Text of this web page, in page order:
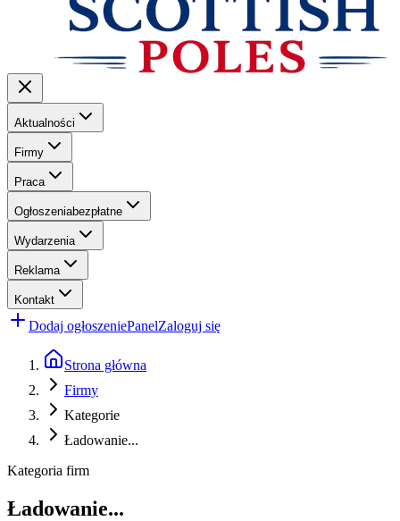
Aktualności
Firmy
Praca
Ogłoszeniabezpłatne
Wydarzenia
Reklama
Kontakt
Dodaj ogłoszeniePanelZaloguj się
Strona główna
Firmy
Kategorie
Ładowanie...
Kategoria firm
Ładowanie...